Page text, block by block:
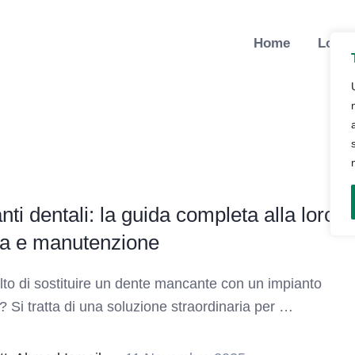
Home Lo
dentali: la guida completa alla loro
e manutenzione
di sostituire un dente mancante con un impianto
Si tratta di una soluzione straordinaria per …